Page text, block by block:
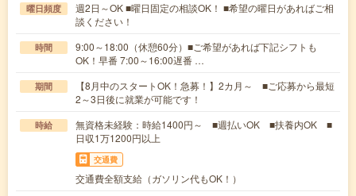
曜日頻度
週2日～OK ■曜日固定の相談OK！ ■希望の曜日があればご相
談ください！
時間
9:00～18:00（休憩60分）■ご希望があれば下記シフトも
OK！早番 7:00～16:00遅番 …
期間
【8月中のスタートOK！急募！】2カ月～ ■ご応募から最短
2～3日後に就業が可能です！
時給
無資格未経験：時給1400円～ ■週払いOK ■扶養内OK ■
日収1万1200円以上
交通費
交通費全額支給（ガソリン代もOK！）